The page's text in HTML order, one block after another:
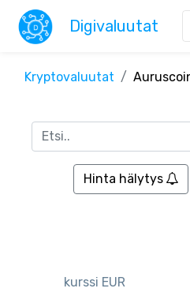
Digivaluutat
Kryptovaluutat
Hinta hälytys
kurssi EUR